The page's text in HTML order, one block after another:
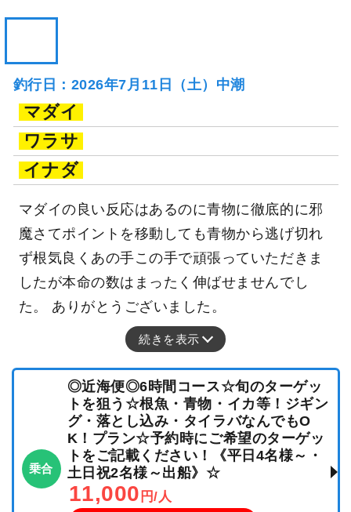
釣行日：2026年7月11日（土）中潮
マダイ
ワラサ
イナダ
マダイの良い反応はあるのに青物に徹底的に邪
魔さてポイントを移動しても青物から逃げ切れ
ず根気良くあの手この手で頑張っていただきま
したが本命の数はまったく伸ばせませんでし
た。 ありがとうございました。
続きを表示
乗合
◎近海便◎6時間コース☆旬のターゲッ
トを狙う☆根魚・青物・イカ等！ジギン
グ・落とし込み・タイラバなんでもO
K！プラン☆予約時にご希望のターゲッ
トをご記載ください！《平日4名様～・
土日祝2名様～出船》☆
11,000円/人